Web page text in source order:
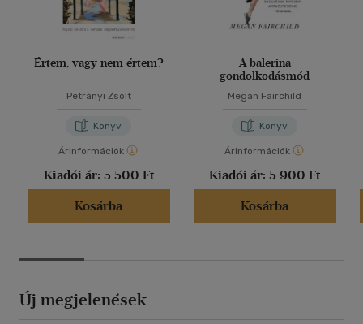
Értem, vagy nem értem?
Petrányi Zsolt
Könyv
Árinformációk
Kiadói ár: 5 500 Ft
Kosárba
A balerina
gondolkodásmód
Megan Fairchild
Könyv
Árinformációk
Kiadói ár: 5 900 Ft
Kosárba
Új megjelenések